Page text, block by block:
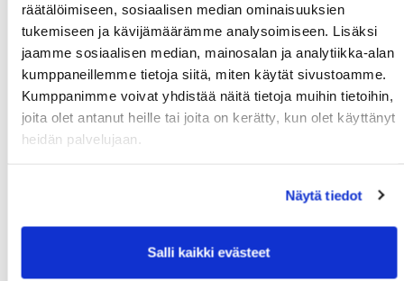
räätälöimiseen, sosiaalisen median ominaisuuksien
tukemiseen ja kävijämäärämme analysoimiseen. Lisäksi
jaamme sosiaalisen median, mainosalan ja analytiikka-alan
kumppaneillemme tietoja siitä, miten käytät sivustoamme.
Kumppanimme voivat yhdistää näitä tietoja muihin tietoihin,
joita olet antanut heille tai joita on kerätty, kun olet käyttänyt
heidän palvelujaan.
Näytä tiedot
Salli kaikki evästeet
Tule töihin Kalafornian asiakaspalveluun
03.08.
Golfshop Open 27r
IKH Milwaukee Open